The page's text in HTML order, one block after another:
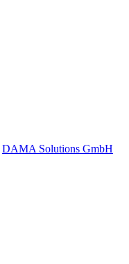
DAMA Solutions GmbH